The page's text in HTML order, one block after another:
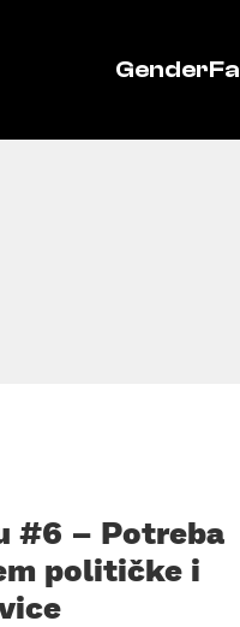
#6 – Potreba
političke i